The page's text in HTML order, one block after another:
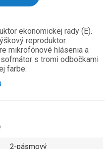
ekonomickej rady (E).
reproduktor.
mikrofónové hlásenia a
s tromi odbočkami
farbe.
2-pásmový